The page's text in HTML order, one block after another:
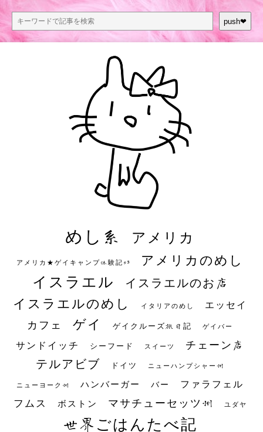
push❤︎
めし系 アメリカ
アメリカ★ゲイキャンプ体験記S3 アメリカのめし
イスラエル イスラエルのお店
イスラエルのめし イタリアのめし エッセイ
カフェ ゲイ ゲイクルーズ旅日記 ゲイバー
サンドイッチ シーフード スイーツ チェーン店
テルアビブ ドイツ ニューハンプシャー州
ニューヨーク州 ハンバーガー バー ファラフェル
フムス ボストン マサチューセッツ州 ユダヤ
世界ごはんたべ記